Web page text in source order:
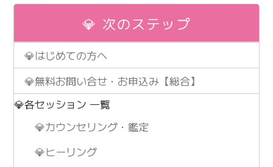
💎 次のステップ
💎はじめての方へ
💎無料お問い合せ・お申込み【総合】
💎各セッション 一覧
💎カウンセリング・鑑定
💎ヒーリング